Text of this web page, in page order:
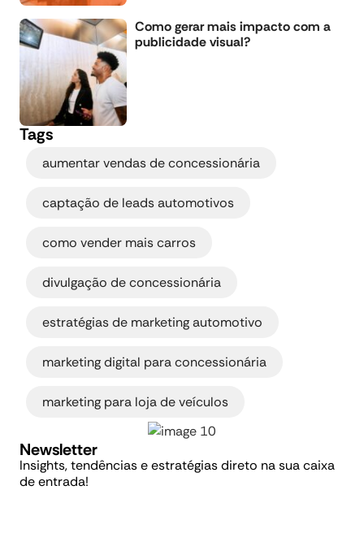
Como gerar mais impacto com a
publicidade visual?
Tags
aumentar vendas de concessionária
captação de leads automotivos
como vender mais carros
divulgação de concessionária
estratégias de marketing automotivo
marketing digital para concessionária
marketing para loja de veículos
Newsletter
Insights, tendências e estratégias direto na sua caixa
de entrada!